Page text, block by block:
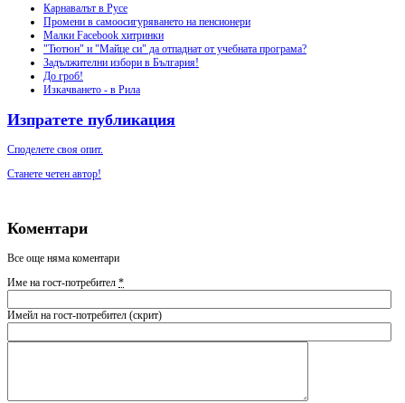
Карнавалът в Русе
Промени в самоосигуряването на пенсионери
Малки Facebook хитринки
"Тютюн" и "Майце си" да отпаднат от учебната програма?
Задължителни избори в България!
До гроб!
Изкачването - в Рила
Изпратете публикация
Споделете своя опит.
Станете четен автор!
Коментари
Все още няма коментари
Име на гост-потребител *
Имейл на гост-потребител (скрит)